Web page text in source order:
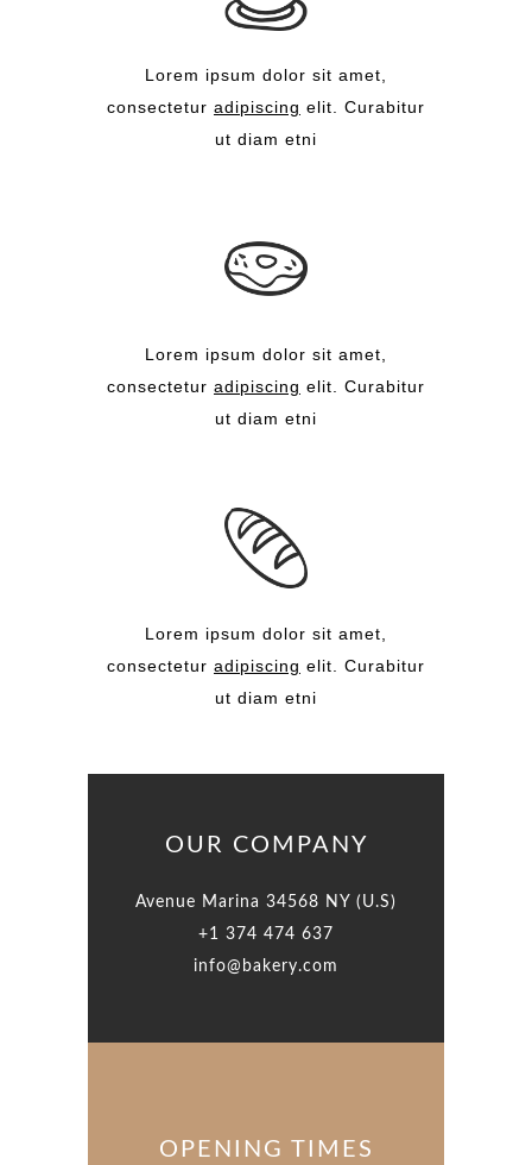
Lorem ipsum dolor sit amet,
consectetur adipiscing elit. Curabitur
ut diam etni
Lorem ipsum dolor sit amet,
consectetur adipiscing elit. Curabitur
ut diam etni
Lorem ipsum dolor sit amet,
consectetur adipiscing elit. Curabitur
ut diam etni
OUR COMPANY
Avenue Marina 34568 NY (U.S)
+1 374 474 637
info@bakery.com
OPENING TIMES